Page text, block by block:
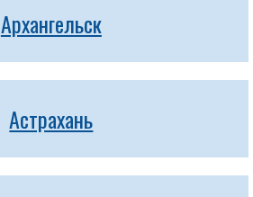
Архангельск
Астрахань